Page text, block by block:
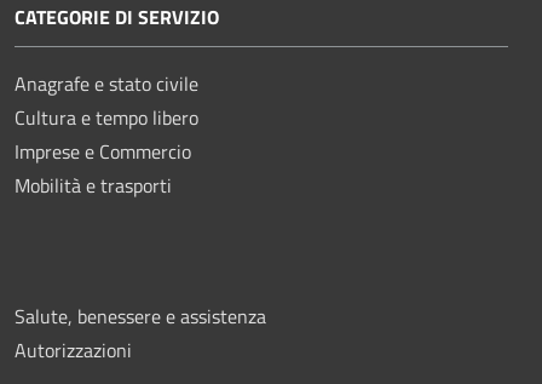
CATEGORIE DI SERVIZIO
Anagrafe e stato civile
Cultura e tempo libero
Imprese e Commercio
Mobilità e trasporti
Salute, benessere e assistenza
Autorizzazioni